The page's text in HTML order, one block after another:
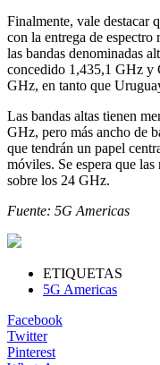
Finalmente, vale destacar
con la entrega de
las bandas denominadas
concedido 1,435,1 GHz y
GHz, en tanto que
Las bandas altas tienen
GHz, pero más ancho de
que tendrán un papel
móviles. Se espera que
sobre los 24 GHz.
Fuente: 5G Americas
ETIQUETAS
5G Americas
Facebook
Twitter
Pinterest